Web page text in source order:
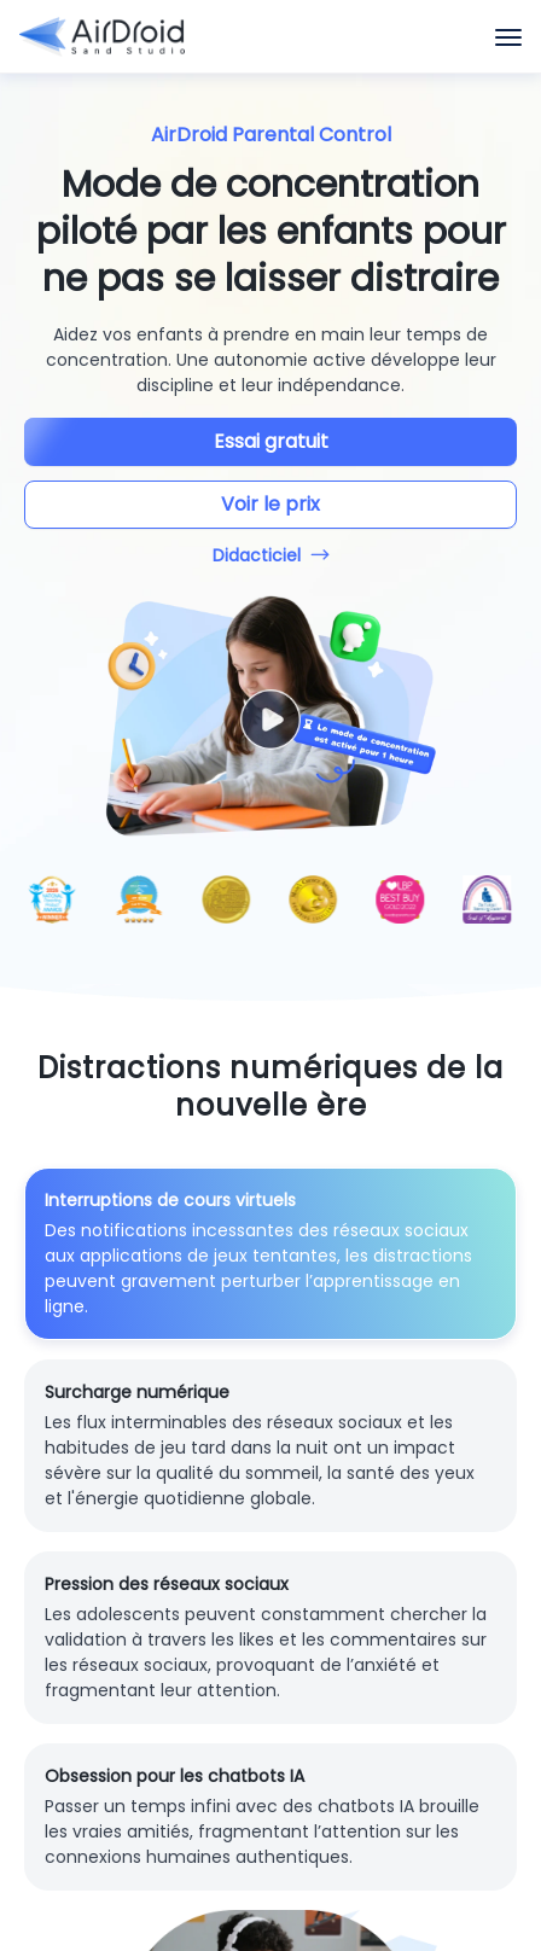
AirDroid Parental Control
Mode de concentration
piloté par les enfants pour
ne pas se laisser distraire
Aidez vos enfants à prendre en main leur temps de
concentration. Une autonomie active développe leur
discipline et leur indépendance.
Essai gratuit
Voir le prix
Didacticiel
Distractions numériques de la
nouvelle ère
Interruptions de cours virtuels
Des notifications incessantes des réseaux sociaux
aux applications de jeux tentantes, les distractions
peuvent gravement perturber l’apprentissage en
ligne.
Surcharge numérique
Les flux interminables des réseaux sociaux et les
habitudes de jeu tard dans la nuit ont un impact
sévère sur la qualité du sommeil, la santé des yeux
et l'énergie quotidienne globale.
Pression des réseaux sociaux
Les adolescents peuvent constamment chercher la
validation à travers les likes et les commentaires sur
les réseaux sociaux, provoquant de l’anxiété et
fragmentant leur attention.
Obsession pour les chatbots IA
Passer un temps infini avec des chatbots IA brouille
les vraies amitiés, fragmentant l’attention sur les
connexions humaines authentiques.